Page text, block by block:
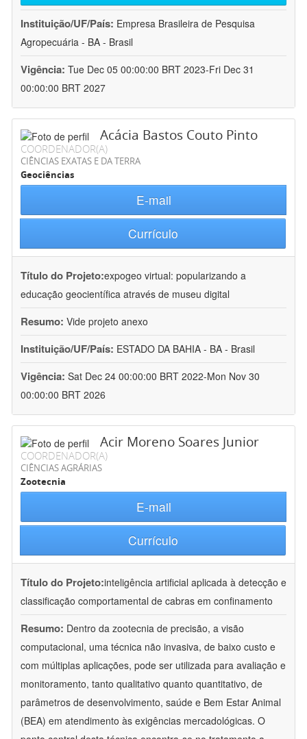
Instituição/UF/País: Empresa Brasileira de Pesquisa
Agropecuária - BA - Brasil
Vigência: Tue Dec 05 00:00:00 BRT 2023-Fri Dec 31
00:00:00 BRT 2027
Acácia Bastos Couto Pinto
COORDENADOR(A)
CIÊNCIAS EXATAS E DA TERRA
Geociências
E-mail
Currículo
Título do Projeto:expogeo virtual: popularizando a
educação geocientífica através de museu digital
Resumo: Vide projeto anexo
Instituição/UF/País: ESTADO DA BAHIA - BA - Brasil
Vigência: Sat Dec 24 00:00:00 BRT 2022-Mon Nov 30
00:00:00 BRT 2026
Acir Moreno Soares Junior
COORDENADOR(A)
CIÊNCIAS AGRÁRIAS
Zootecnia
E-mail
Currículo
Título do Projeto:inteligência artificial aplicada à detecção e
classificação comportamental de cabras em confinamento
Resumo: Dentro da zootecnia de precisão, a visão
computacional, uma técnica não invasiva, de baixo custo e
com múltiplas aplicações, pode ser utilizada para avaliação e
monitoramento, tanto qualitativo quanto quantitativo, de
parâmetros de desenvolvimento, saúde e Bem Estar Animal
(BEA) em atendimento às exigências mercadológicas. O